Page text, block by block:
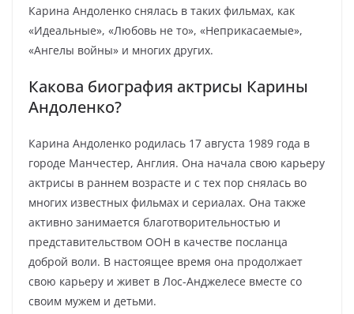
Карина Андоленко снялась в таких фильмах, как
«Идеальные», «Любовь не то», «Неприкасаемые»,
«Ангелы войны» и многих других.
Какова биография актрисы Карины
Андоленко?
Карина Андоленко родилась 17 августа 1989 года в
городе Манчестер, Англия. Она начала свою карьеру
актрисы в раннем возрасте и с тех пор снялась во
многих известных фильмах и сериалах. Она также
активно занимается благотворительностью и
представительством ООН в качестве посланца
доброй воли. В настоящее время она продолжает
свою карьеру и живет в Лос-Анджелесе вместе со
своим мужем и детьми.